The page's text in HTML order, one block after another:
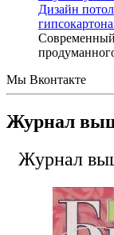
Дизайн
Современный
Мы Вконтакте
Журнал
Журнал